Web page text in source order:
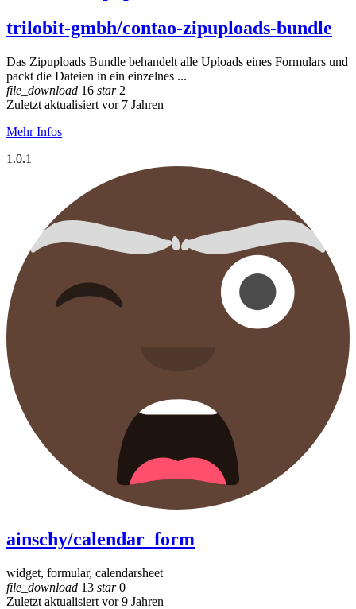
trilobit-gmbh/contao-zipuploads-bundle
Das Zipuploads Bundle behandelt alle Uploads eines Formulars und
packt die Dateien in ein einzelnes ...
file_download 16 star2
Zuletzt aktualisiert vor 7 Jahren
Mehr Infos
1.0.1
ainschy/calendar_form
widget, formular, calendarsheet
file_download 13 star0
Zuletzt aktualisiert vor 9 Jahren